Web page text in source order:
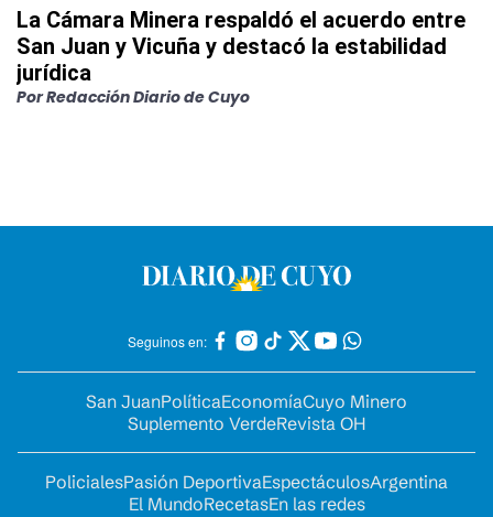
La Cámara Minera respaldó el acuerdo entre
San Juan y Vicuña y destacó la estabilidad
jurídica
PorRedacción Diario de Cuyo
Seguinos en:
San JuanPolíticaEconomíaCuyo Minero
Suplemento VerdeRevista OH
PolicialesPasión DeportivaEspectáculosArgentina
El MundoRecetasEn las redes